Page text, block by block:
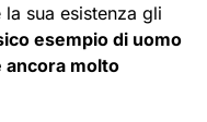
sua esistenza gli
esempio di uomo
ancora molto